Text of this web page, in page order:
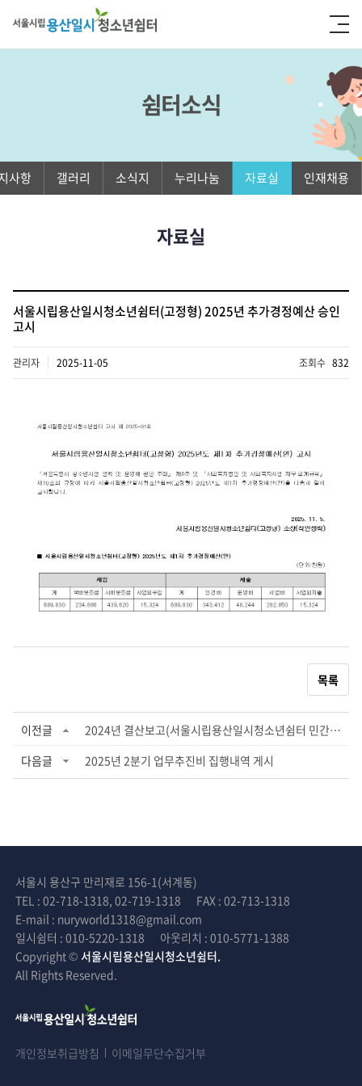
쉼터소식
사항 갤러리 소식지 누리나눔 자료실 인재채용
자료실
서울시립용산일시청소년쉼터(고정형) 2025년 추가경정예산 승인
고시
관리자 2025-11-05 조회수 832
목록
이전글
2024년 결산보고(서울시립용산일시청소년쉼터 민간위탁 사업비 집행 검증보고)
다음글
2025년 2분기 업무추진비 집행내역 게시
서울시 용산구 만리재로 156-1(서계동)
TEL : 02-718-1318, 02-719-1318
FAX : 02-713-1318
E-mail : nuryworld1318@gmail.com
일시쉼터 : 010-5220-1318
아웃리치 : 010-5771-1388
Copyright © 서울시립용산일시청소년쉼터.
All Rights Reserved.
개인정보취급방침 이메일무단수집거부